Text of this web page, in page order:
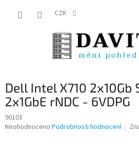
CZK
Dell Intel X710 2x10Gb
2x1GbE rNDC - 6VDPG
90103
Průměrné
Neohodnoceno Podrobnosti hodnocení